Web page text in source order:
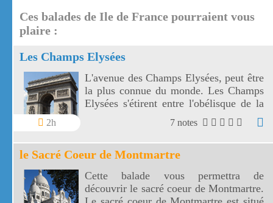
Ces balades de Ile de France pourraient vous
plaire :
Les Champs Elysées
2h
L'avenue des Champs Elysées, peut être
la plus connue du monde. Les Champs
Elysées s'étirent entre l'obélisque de la
Concorde et l'arc de Triomphe de
7 notes
le Sacré Coeur de Montmartre
Cette balade vous permettra de
découvrir le sacré coeur de Montmartre.